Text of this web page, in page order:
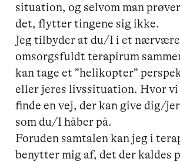
situation, og selvom man
det, flytter tingene sig ikke.
Jeg tilbyder at du/I i et
omsorgsfuldt terapirum
kan tage et ”helikopter”
eller jeres livssituation. Hvor vi
finde en vej, der kan give dig/
som du/I håber på.
Foruden samtalen kan jeg i
benytter mig af, det der kaldes